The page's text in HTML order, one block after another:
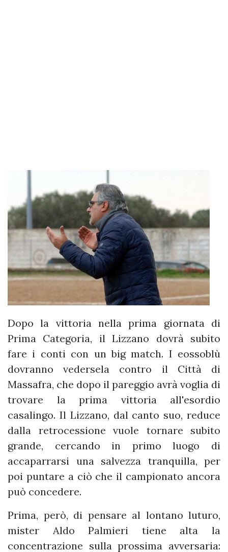
Dopo la vittoria nella prima giornata di
Prima Categoria, il Lizzano dovrà subito
fare i conti con un big match. I eossoblù
dovranno vedersela contro il Città di
Massafra, che dopo il pareggio avrà voglia di
trovare la prima vittoria all'esordio
casalingo. Il Lizzano, dal canto suo, reduce
dalla retrocessione vuole tornare subito
grande, cercando in primo luogo di
accaparrarsi una salvezza tranquilla, per
poi puntare a ciò che il campionato ancora
può concedere.
Prima, però, di pensare al lontano luturo,
mister Aldo Palmieri tiene alta la
concentrazione sulla prossima avversaria: